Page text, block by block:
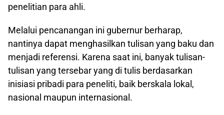
penelitian para ahli.
Melalui pencanangan ini gubernur berharap,
nantinya dapat menghasilkan tulisan yang baku dan
menjadi referensi. Karena saat ini, banyak tulisan-
tulisan yang tersebar yang di tulis berdasarkan
inisiasi pribadi para peneliti, baik berskala lokal,
nasional maupun internasional.